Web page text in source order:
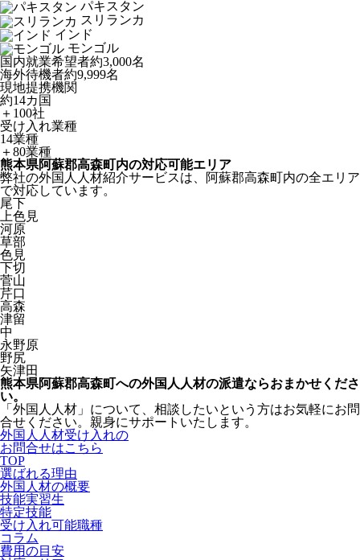
パキスタン
スリランカ
インド
モンゴル
国内就業希望者約3,000名
海外待機者約9,999名
現地提携機関
約14カ国
＋100社
受け入れ業種
14業種
＋80業種
熊本県阿蘇郡高森町内の対応可能エリア
弊社の外国人人材紹介サービスは、阿蘇郡高森町内の全エリア
で対応しています。
尾下
上色見
河原
草部
色見
下切
菅山
芹口
高森
津留
中
永野原
野尻
矢津田
熊本県阿蘇郡高森町への外国人人材の派遣ならおまかせくださ
い。
「外国人人材」について、相談したいという方はお気軽にお問
合せください。親身にサポートいたします。
外国人人材受け入れの
お問合せはこちら
TOP
選ばれる理由
外国人材の概要
技能実習生
特定技能
受け入れ可能職種
コラム
費用の目安